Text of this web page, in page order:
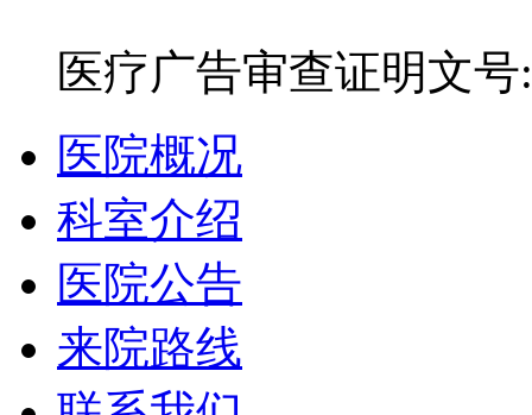
医疗广告审查证明文
医院概况
科室介绍
医院公告
来院路线